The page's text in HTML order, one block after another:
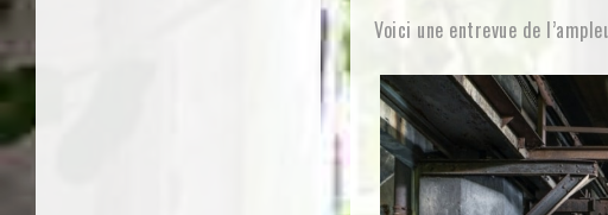
Voici une entrevue de